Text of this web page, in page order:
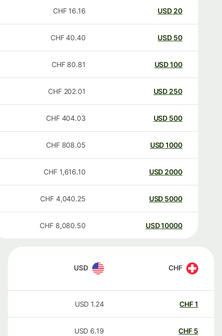
20
USD
16.16
CHF
50
USD
40.40
CHF
100
USD
80.81
CHF
250
USD
202.01
CHF
500
USD
404.03
CHF
1000
USD
808.05
CHF
2000
USD
1,616.10
CHF
5000
USD
4,040.25
CHF
10000
USD
8,080.50
CHF
CHF
USD
CHF
1.24
USD
CHF
6.19
USD